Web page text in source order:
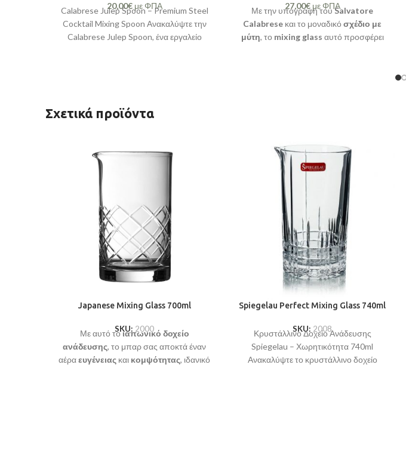
20,00€με ΦΠΑ
Calabrese Julep Spoon – Premium Steel
Cocktail Mixing Spoon Ανακαλύψτε την
Calabrese Julep Spoon, ένα εργαλείο
27,00€με ΦΠΑ
Με την υπογραφή τουSalvatore
Calabrese και το μοναδικό σχέδιο με
μύτη, το mixing glass αυτό προσφέρει
Σχετικά προϊόντα
Japanese Mixing Glass 700ml
SKU: 2000
Με αυτό τοιαπωνικό δοχείο
ανάδευσης, το μπαρ σας αποκτά έναν
αέραευγένειας και κομψότητας, ιδανικό
Spiegelau Perfect Mixing Glass 740ml
SKU: 2008
Κρυστάλλινο Δοχείο Ανάδευσης
Spiegelau – Χωρητικότητα 740ml
Ανακαλύψτε το κρυστάλλινο δοχείο